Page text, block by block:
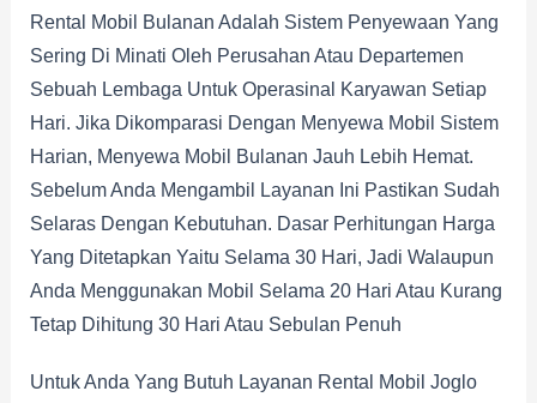
Rental Mobil Bulanan Adalah Sistem Penyewaan Yang
Sering Di Minati Oleh Perusahan Atau Departemen
Sebuah Lembaga Untuk Operasinal Karyawan Setiap
Hari. Jika Dikomparasi Dengan Menyewa Mobil Sistem
Harian, Menyewa Mobil Bulanan Jauh Lebih Hemat.
Sebelum Anda Mengambil Layanan Ini Pastikan Sudah
Selaras Dengan Kebutuhan. Dasar Perhitungan Harga
Yang Ditetapkan Yaitu Selama 30 Hari, Jadi Walaupun
Anda Menggunakan Mobil Selama 20 Hari Atau Kurang
Tetap Dihitung 30 Hari Atau Sebulan Penuh
Untuk Anda Yang Butuh Layanan Rental Mobil Joglo